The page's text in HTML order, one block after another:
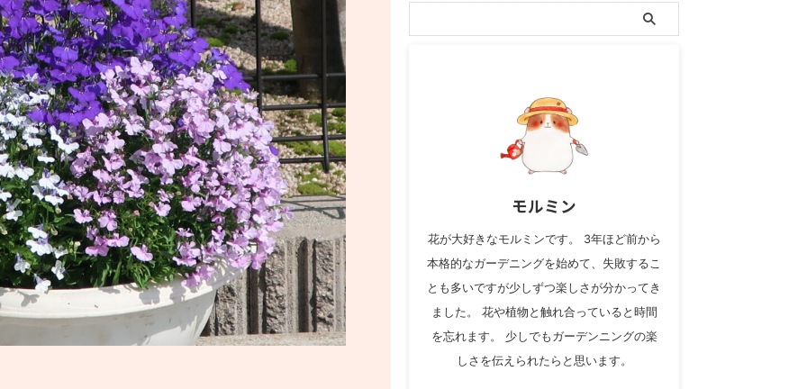
モルミン
花が大好きなモルミンです。 3年ほど前から
本格的なガーデニングを始めて、失敗するこ
とも多いですが少しずつ楽しさが分かってき
ました。 花や植物と触れ合っていると時間
を忘れます。 少しでもガーデンニングの楽
しさを伝えられたらと思います。